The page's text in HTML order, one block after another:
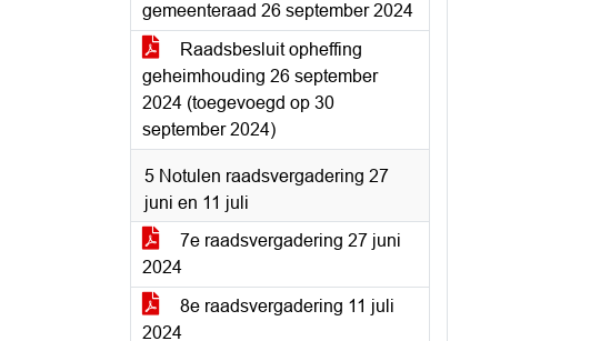
gemeenteraad 26 september 2024
Raadsbesluit opheffing
geheimhouding 26 september
2024 (toegevoegd op 30
september 2024)
5 Notulen raadsvergadering 27
juni en 11 juli
7e raadsvergadering 27 juni
2024
8e raadsvergadering 11 juli
2024